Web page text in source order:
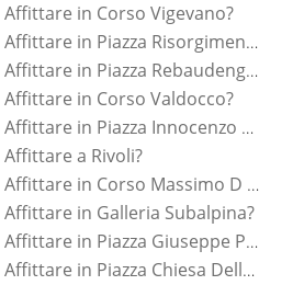
in Corso Vigevano?
Vendere o Affittare in Piazza Risorgimento?
Vendere o Affittare in Piazza Rebaudengo?
in Corso Valdocco?
Vendere o Affittare in Piazza Innocenzo Vigliardi Paravia?
a Rivoli?
Vendere o Affittare in Corso Massimo D Azeglio?
in Galleria Subalpina?
Vendere o Affittare in Piazza Giuseppe Perotti?
Vendere o Affittare in Piazza Chiesa Della Salute?